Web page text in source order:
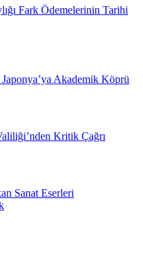
Fark Ödemelerinin Tarihi
Akademik Köprü
Kritik Çağrı
Sanat Eserleri